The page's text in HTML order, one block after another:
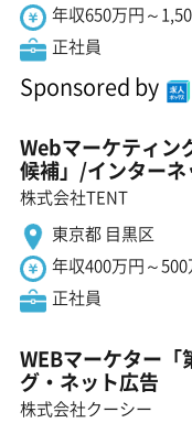
年収650万円～
正社員
Sponsored by
Webマーケティン
候補」/インター
株式会社TENT
東京都 目黒区
年収400万円～500
正社員
WEBマーケター
グ・ネット広告
株式会社クーシー